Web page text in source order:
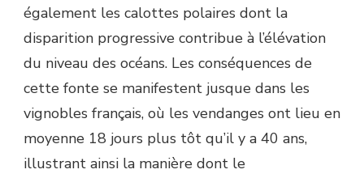
également les calottes polaires dont la
disparition progressive contribue à l’élévation
du niveau des océans. Les conséquences de
cette fonte se manifestent jusque dans les
vignobles français, où les vendanges ont lieu en
moyenne 18 jours plus tôt qu’il y a 40 ans,
illustrant ainsi la manière dont le